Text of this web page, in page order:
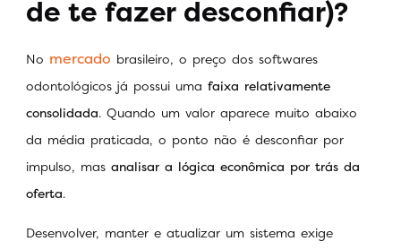
de te fazer desconfiar)?
No mercado brasileiro, o preço dos softwares
odontológicos já possui uma faixa relativamente
consolidada. Quando um valor aparece muito abaixo
da média praticada, o ponto não é desconfiar por
impulso, mas analisar a lógica econômica por trás da
oferta.
Desenvolver, manter e atualizar um sistema exige